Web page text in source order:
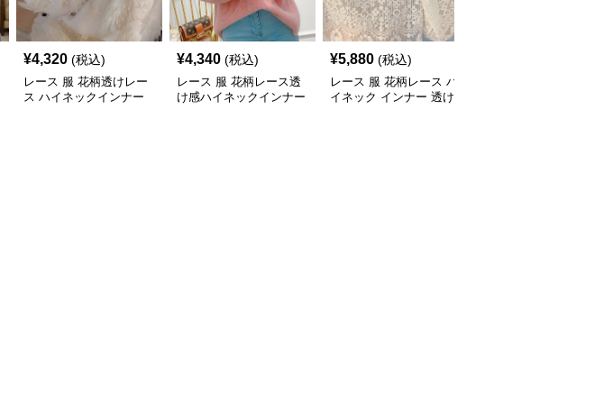
¥4,320 (税込)
レース 服 花柄透けレー
ス ハイネックインナー
¥4,340 (税込)
レース 服 花柄レース透
け感ハイネックインナー
¥5,880 (税込)
レース 服 花柄レース ハ
イネック インナー 透け